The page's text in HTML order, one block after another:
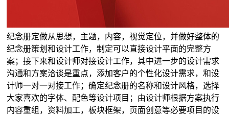
纪念册定做从思想，主题，内容，视觉定位，并做好整体的
纪念册策划和设计工作，制定可以直接设计平面的完整方
案；接下来和设计师对接设计工作，其中进一步的设计需求
沟通和方案洽谈是重点，添加客户的个性化设计需求，和设
计师一对一对接工作；确定纪念册的名称和设计风格，选择
大家喜欢的字体、配色等设计项目；由设计师根据方案执行
内容重组，资料加工，板块框架，页面创意等必要项目的设